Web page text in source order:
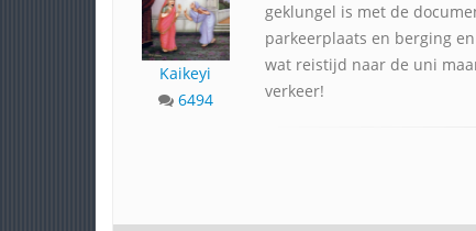
Kaikeyi
6494
geklungel is met de
parkeerplaats en berging
wat reistijd naar de uni
verkeer!